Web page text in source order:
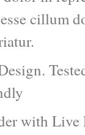
cillum
with Live